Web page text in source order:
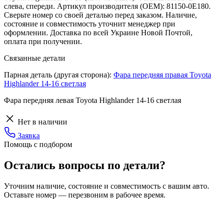
слева, спереди. Артикул производителя (OEM): 81150-0E180.
Сверьте номер со своей деталью перед заказом. Наличие,
состояние и совместимость уточнит менеджер при
оформлении. Доставка по всей Украине Новой Почтой,
оплата при получении.
Связанные детали
Парная деталь (другая сторона): Фара передняя правая Toyota
Highlander 14-16 светлая
Фара передняя левая Toyota Highlander 14-16 светлая
Нет в наличии
Заявка
Помощь с подбором
Остались вопросы по детали?
Уточним наличие, состояние и совместимость с вашим авто.
Оставьте номер — перезвоним в рабочее время.